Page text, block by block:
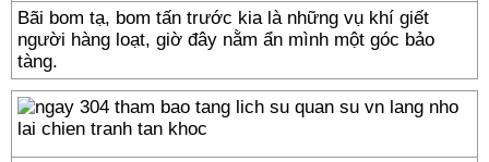
Bãi bom tạ, bom tấn trước kia là những vụ khí giết
người hàng loạt, giờ đây nằm ẩn mình một góc bảo
tàng.